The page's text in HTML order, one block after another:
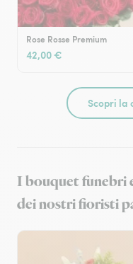
Rose Rosse Premium
42,00 €
Scopri la
I bouquet funebri
dei nostri fioristi